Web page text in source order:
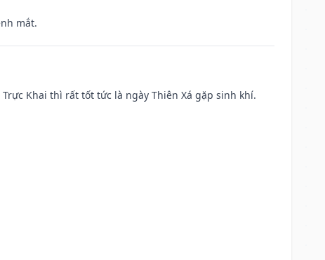
mắt.
Khai thì rất tốt tức là ngày Thiên Xá gặp sinh khí.